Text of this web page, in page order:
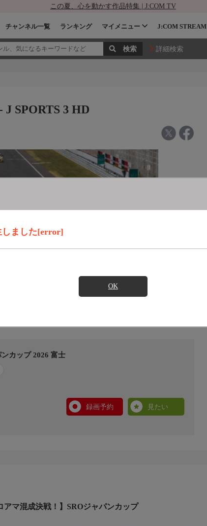
この夏、心を動かす作品特集 | J:COM TV
チャンネル一覧 ランキング マイメニュー J:COM STREAM
詳細検索
しました[error]
OK
SPORTS 3 HD
カップ 2026 富士
録画予約
見たい
アマ混成決戦！】SROジャパンカップ